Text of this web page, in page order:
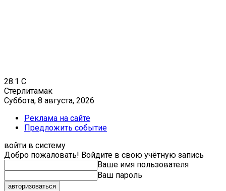
28.1 C
Стерлитамак
Суббота, 8 августа, 2026
Реклама на сайте
Предложить событие
войти в систему
Добро пожаловать! Войдите в свою учётную запись
Ваше имя пользователя
Ваш пароль